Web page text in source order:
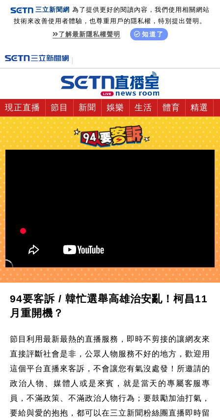
三立新聞網 為了提供更好的閱讀內容，我們使用相關網站
技術來改善使用者體驗，也尊重用戶的隱私權，特別提出聲明。
了解最新隱私權聲明
知道了
現正直播 節目 新聞 娛樂 生活 體育 精選
94要客訴 / 韓忙選舉高雄治安亂！柯昌11
月重開機？
節目利用最新最熱的直播服務，即時不剪接的讓網友來
直接評斷社會是非，公眾人物服務不好的地方，歡迎用
這個平台直播來客訴，不會讓您有氣沒處發！所邀請的
政治人物、媒體人或是來賓，就是當天的專屬客服專
員，不滿政策、不滿政治人物行為；要鼓勵加油打氣，
要給與愛的抱抱，都可以在三立新聞粉絲團直播即時留